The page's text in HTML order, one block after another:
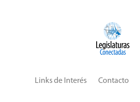
Links de Interés Contacto